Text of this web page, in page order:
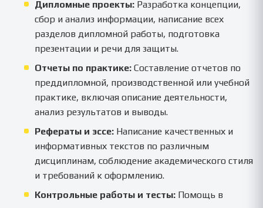
Дипломные проекты: Разработка концепции,
сбор и анализ информации, написание всех
разделов дипломной работы, подготовка
презентации и речи для защиты.
Отчеты по практике: Составление отчетов по
преддипломной, производственной или учебной
практике, включая описание деятельности,
анализ результатов и выводы.
Рефераты и эссе: Написание качественных и
информативных текстов по различным
дисциплинам, соблюдение академического стиля
и требований к оформлению.
Контрольные работы и тесты: Помощь в